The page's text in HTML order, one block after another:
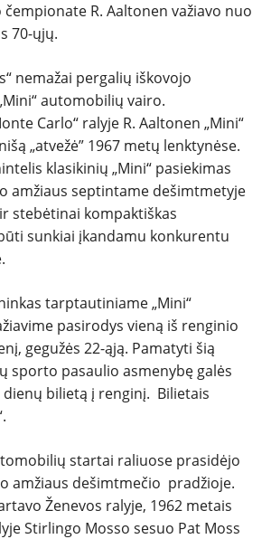
R. Aaltonen važiavo nuo
70-ųjų.
nemažai pergalių iškovojo
automobilių vairo.
Carlo“ ralyje R. Aaltonen „Mini“
„atvežė” 1967 metų lenktynėse.
klasikinių „Mini“ pasiekimas
amžiaus septintame dešimtmetyje
stebėtinai kompaktiškas
sunkiai įkandamu konkurentu
tarptautiniame „Mini“
pasirodys vieną iš renginio
gegužės 22-ąją. Pamatyti šią
sporto pasaulio asmenybę galės
bilietą į renginį. Bilietais
startai raliuose prasidėjo
amžiaus dešimtmečio pradžioje.
Ženevos ralyje, 1962 metais
Stirlingo Mosso sesuo Pat Moss